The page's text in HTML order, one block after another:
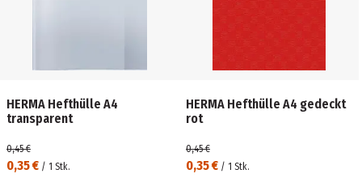
HERMA Hefthülle A4
transparent
0,35 € / 1 Stk.
0,45 €
HERMA Hefthülle A4 gedeckt
rot
0,35 € / 1 Stk.
0,45 €